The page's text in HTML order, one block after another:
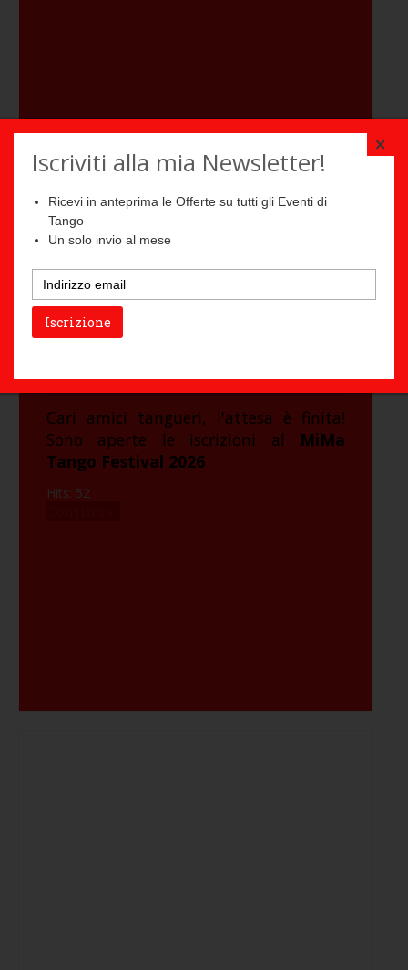
15 Giugno 2026
Tango Festival 2026
Cari amici tangueri, l'attesa è finita!
Sono aperte le iscrizioni al MiMa
Tango Festival 2026
Hits: 52
×
Iscriviti alla mia Newsletter!
Ricevi in anteprima le Offerte su tutti gli Eventi di
Tango
Un solo invio al mese
Iscrizione